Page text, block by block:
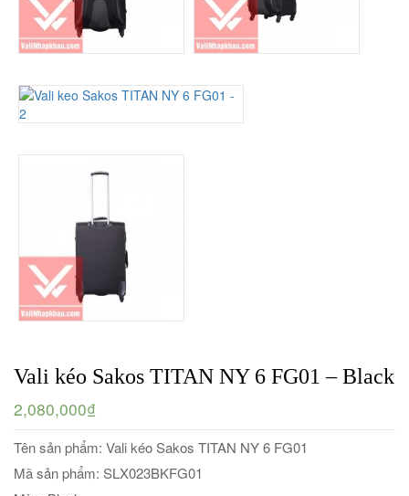
Vali kéo Sakos TITAN NY 6 FG01 – Black
2,080,000₫
Tên sản phẩm: Vali kéo Sakos TITAN NY 6 FG01
Mã sản phẩm: SLX023BKFG01